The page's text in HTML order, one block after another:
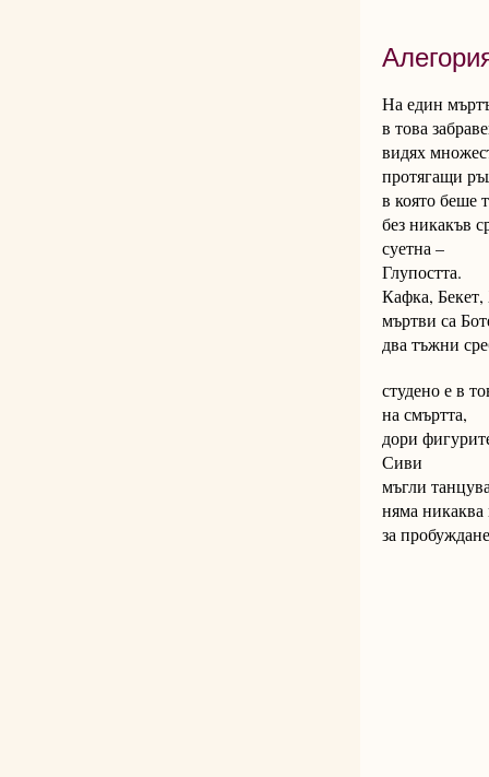
На един
в това
видях
протягащи
в която беше
без никакъв
суетна –
Глупостта.
Кафка,
мъртви са
два тъжни
студено е в
на смъртта,
дори
Сиви
мъгли
няма никаква
за